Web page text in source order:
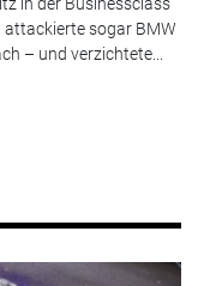
attackierte sogar BMW
– und verzichtete...